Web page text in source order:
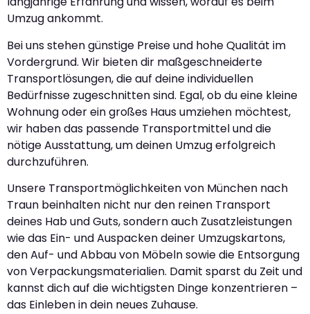
Umzug ankommt.
Bei uns stehen günstige Preise und hohe Qualität im
Vordergrund. Wir bieten dir maßgeschneiderte
Transportlösungen, die auf deine individuellen
Bedürfnisse zugeschnitten sind. Egal, ob du eine kleine
Wohnung oder ein großes Haus umziehen möchtest,
wir haben das passende Transportmittel und die
nötige Ausstattung, um deinen Umzug erfolgreich
durchzuführen.
Unsere Transportmöglichkeiten von München nach
Traun beinhalten nicht nur den reinen Transport
deines Hab und Guts, sondern auch Zusatzleistungen
wie das Ein- und Auspacken deiner Umzugskartons,
den Auf- und Abbau von Möbeln sowie die Entsorgung
von Verpackungsmaterialien. Damit sparst du Zeit und
kannst dich auf die wichtigsten Dinge konzentrieren –
das Einleben in dein neues Zuhause.